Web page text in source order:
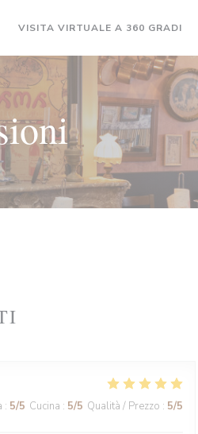
UNA NUOVA FINESTRA))
VISITA VIRTUALE A 360 GRADI
: 5/5 Cucina : 5/5 Qualità / Prezzo : 5/5